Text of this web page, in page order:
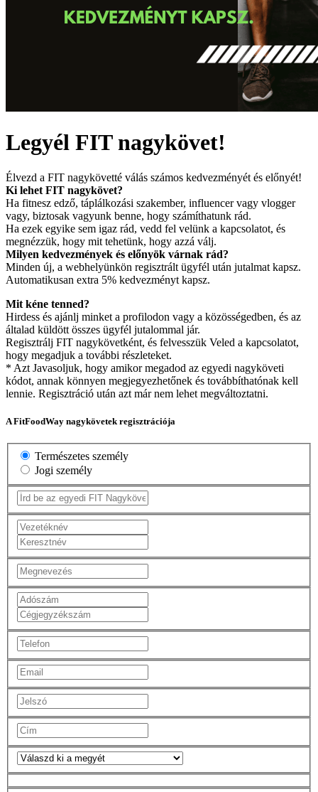
Legyél FIT nagykövet!
Élvezd a FIT nagykövetté válás számos kedvezményét és előnyét!
Ki lehet FIT nagykövet?
Ha fitnesz edző, táplálkozási szakember, influencer vagy vlogger
vagy, biztosak vagyunk benne, hogy számíthatunk rád.
Ha ezek egyike sem igaz rád, vedd fel velünk a kapcsolatot, és
megnézzük, hogy mit tehetünk, hogy azzá válj.
Milyen kedvezmények és előnyök várnak rád?
Minden új, a webhelyünkön regisztrált ügyfél után jutalmat kapsz.
Automatikusan extra 5% kedvezményt kapsz.
Mit kéne tenned?
Hirdess és ajánlj minket a profilodon vagy a közösségedben, és az
általad küldött összes ügyfél jutalommal jár.
Regisztrálj FIT nagykövetként, és felvesszük Veled a kapcsolatot,
hogy megadjuk a további részleteket.
* Azt Javasoljuk, hogy amikor megadod az egyedi nagyköveti
kódot, annak könnyen megjegyezhetőnek és továbbíthatónak kell
lennie. Regisztráció után azt már nem lehet megváltoztatni.
A FitFoodWay nagykövetek regisztrációja
Természetes személy
Jogi személy